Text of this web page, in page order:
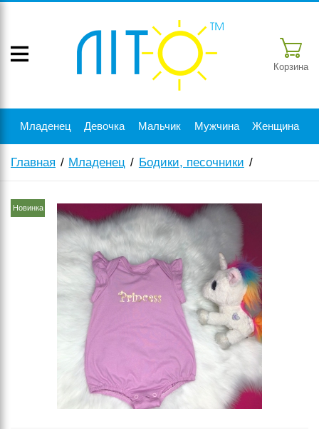
Корзина
Младенец Девочка Мальчик Мужчина Женщина
Главная Младенец Бодики, песочники
Новинка